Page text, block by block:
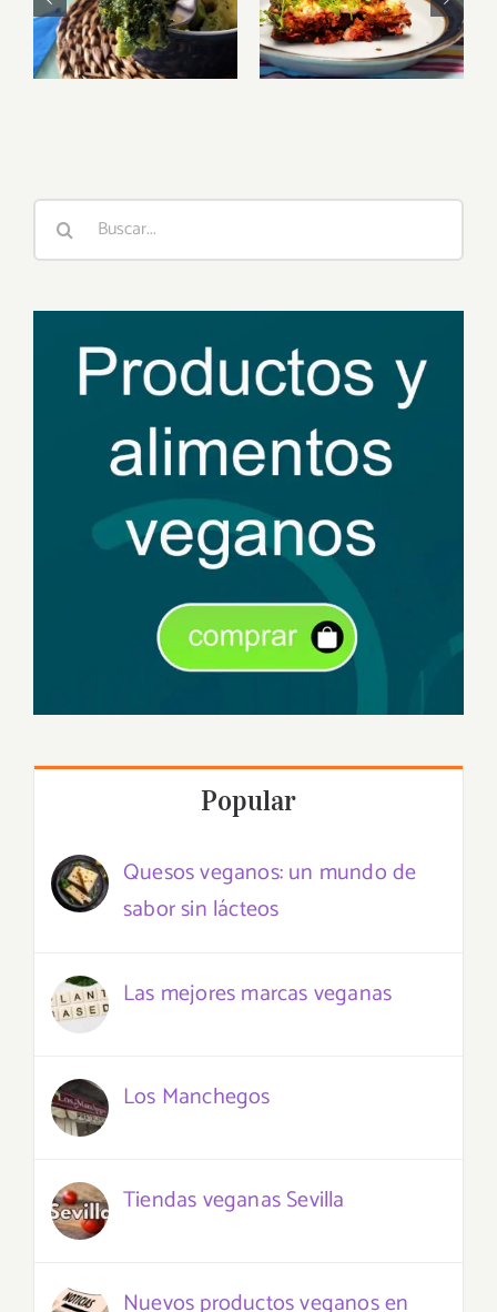
veganas y
sus
superalimento
versátil en la
Buscar:
Popular
Quesos veganos: un mundo de
sabor sin lácteos
Las mejores marcas veganas
Los Manchegos
Tiendas veganas Sevilla
Nuevos productos veganos en